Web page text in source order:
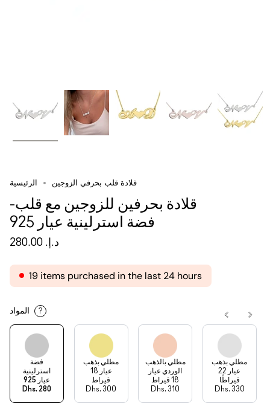
الرئيسية قلادة قلب بحرفي الزوجين
قلادة بحرفين للزوجين مع قلب-
فضة استرلينية عيار 925
د.إ.‏ 280.00
19 items purchased in the last 24 hours
?
فضة
استرلينية
عيار 925
Dhs. 280
مطلي بذهب
عيار 18
قيراط
Dhs. 300
مطلي بالذهب
الوردي عيار
18 قيراط
Dhs. 310
مطلي بذهب
عيار 22
قيراطًا
Dhs. 330